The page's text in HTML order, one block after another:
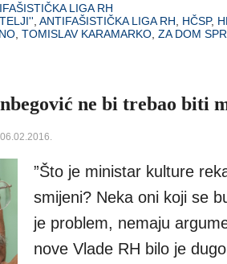
LIGA RH
ANTIFAŠISTIČKA LIGA RH HČSP,
TOMISLAV KARAMARKO ZA DOM
ne bi trebao biti
”Što je ministar kulture
smijeni? Neka oni koji se
je problem, nemaju
nove Vlade RH bilo je